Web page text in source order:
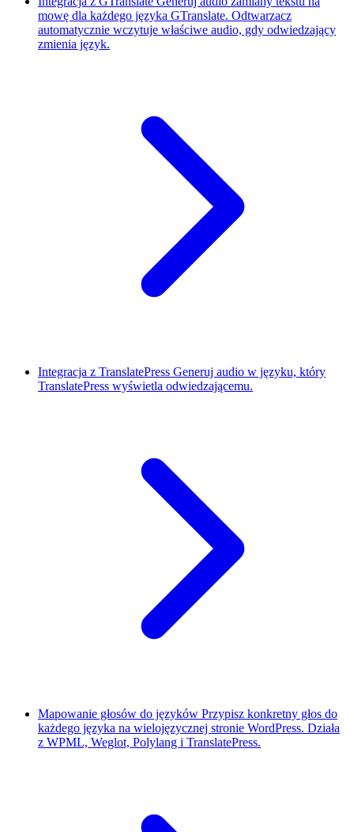
mowę dla każdego języka GTranslate. Odtwarzacz
automatycznie wczytuje właściwe audio, gdy odwiedzający
zmienia język.
Integracja z TranslatePress Generuj audio w języku, który
TranslatePress wyświetla odwiedzającemu.
Mapowanie głosów do języków Przypisz konkretny głos do
każdego języka na wielojęzycznej stronie WordPress. Działa
z WPML, Weglot, Polylang i TranslatePress.